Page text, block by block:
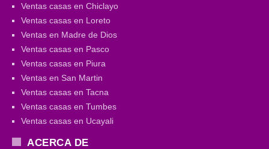
Ventas casas en Chiclayo
Ventas casas en Loreto
Ventas en Madre de Dios
Ventas casas en Pasco
Ventas casas en Piura
Ventas en San Martin
Ventas casas en Tacna
Ventas casas en Tumbes
Ventas casas en Ucayali
ACERCA DE